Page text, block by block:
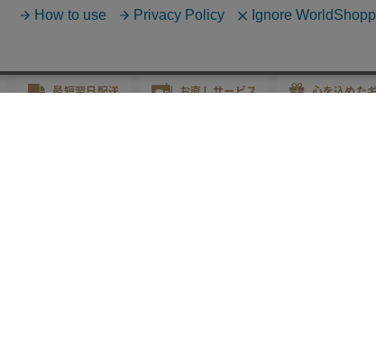
最短翌日配送 お直しサービス 心を込めた